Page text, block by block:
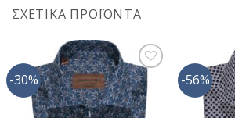
ΣΧΕΤΙΚΆ ΠΡΟΪΌΝΤΑ
-30%
Προσθήκη
στη Λίστα
Επιθυμίας
-56%